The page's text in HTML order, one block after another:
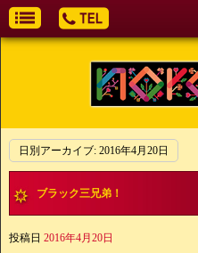
日別アーカイブ: 2016年4月20日
ブラック三兄弟！
投稿日 2016年4月20日